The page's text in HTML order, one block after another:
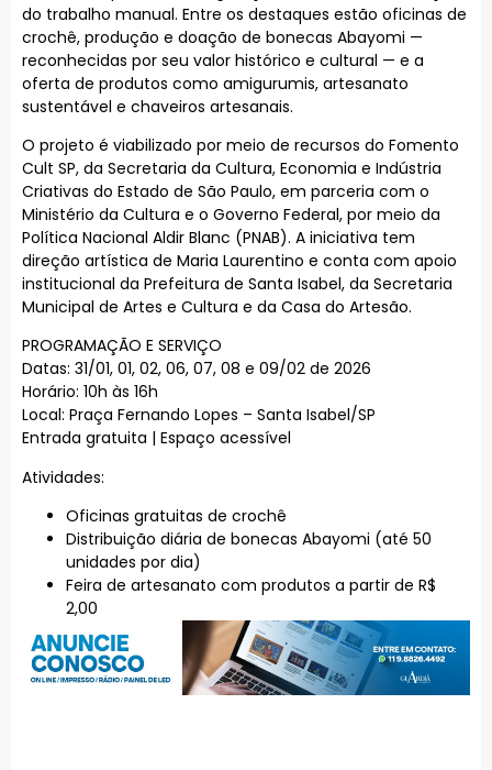
do trabalho manual. Entre os destaques estão oficinas de
crochê, produção e doação de bonecas Abayomi —
reconhecidas por seu valor histórico e cultural — e a
oferta de produtos como amigurumis, artesanato
sustentável e chaveiros artesanais.
O projeto é viabilizado por meio de recursos do Fomento
Cult SP, da Secretaria da Cultura, Economia e Indústria
Criativas do Estado de São Paulo, em parceria com o
Ministério da Cultura e o Governo Federal, por meio da
Política Nacional Aldir Blanc (PNAB). A iniciativa tem
direção artística de Maria Laurentino e conta com apoio
institucional da Prefeitura de Santa Isabel, da Secretaria
Municipal de Artes e Cultura e da Casa do Artesão.
PROGRAMAÇÃO E SERVIÇO
Datas: 31/01, 01, 02, 06, 07, 08 e 09/02 de 2026
Horário: 10h às 16h
Local: Praça Fernando Lopes – Santa Isabel/SP
Entrada gratuita | Espaço acessível
Atividades:
Oficinas gratuitas de crochê
Distribuição diária de bonecas Abayomi (até 50
unidades por dia)
Feira de artesanato com produtos a partir de R$
2,00